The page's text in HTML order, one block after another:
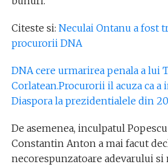
Citeste si: Neculai Ontanu a fost
procurorii DNA
DNA cere urmarirea penala a lui
Corlatean.Procurorii il acuza ca
Diaspora la prezidentialele din
De asemenea, inculpatul
Constantin Anton a mai facut
necorespunzatoare adevarului si